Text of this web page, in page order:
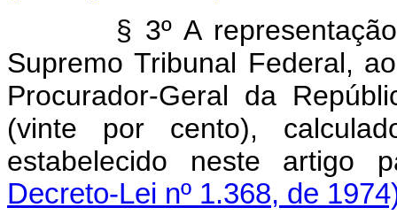
§ 3º A
Supremo Tribunal Federal,
Procurador-Geral da
(vinte por cento),
estabelecido neste artigo
Decreto-Lei nº 1.368, de